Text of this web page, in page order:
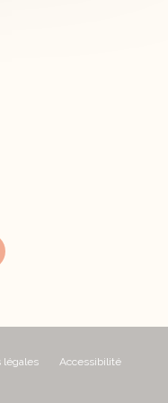
légales
Accessibilité